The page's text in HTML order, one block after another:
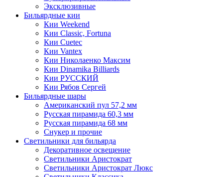
Эксклюзивные
Бильярдные кии
Кии Weekend
Кии Classic, Fortuna
Кии Cuetec
Кии Vantex
Кии Николаенко Максим
Кии Dinamika Billiards
Кии РУССКИЙ
Кии Рябов Сергей
Бильярдные шары
Американский пул 57,2 мм
Русская пирамида 60,3 мм
Русская пирамида 68 мм
Снукер и прочие
Светильники для бильярда
Декоративное освещение
Светильники Аристократ
Светильники Аристократ Люкс